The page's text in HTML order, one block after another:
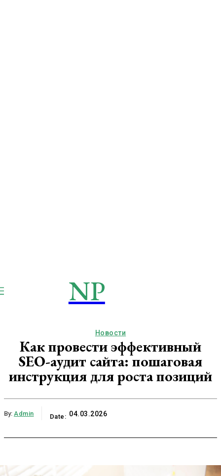
NP
Новости
Как провести эффективный
SEO-аудит сайта: пошаговая
инструкция для роста позиций
By: Admin Date: 04.03.2026